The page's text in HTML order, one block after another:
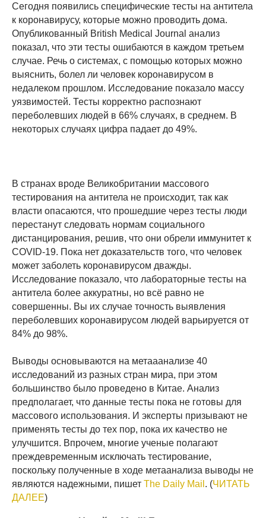
Сегодня появились специфические тесты на антитела
к коронавирусу, которые можно проводить дома.
Опубликованный British Medical Journal анализ
показал, что эти тесты ошибаются в каждом третьем
случае. Речь о системах, с помощью которых можно
выяснить, болел ли человек коронавирусом в
недалеком прошлом. Исследование показало массу
уязвимостей. Тесты корректно распознают
переболевших людей в 66% случаях, в среднем. В
некоторых случаях цифра падает до 49%.
В странах вроде Великобритании массового
тестирования на антитела не происходит, так как
власти опасаются, что прошедшие через тесты люди
перестанут следовать нормам социального
дистанцирования, решив, что они обрели иммунитет к
COVID-19. Пока нет доказательств того, что человек
может заболеть коронавирусом дважды.
Исследование показало, что лабораторные тесты на
антитела более аккуратны, но всё равно не
совершенны. Вы их случае точность выявления
переболевших коронавирусом людей варьируется от
84% до 98%.
Выводы основываются на метааанализе 40
исследований из разных стран мира, при этом
большинство было проведено в Китае. Анализ
предполагает, что данные тесты пока не готовы для
массового использования. И эксперты призывают не
применять тесты до тех пор, пока их качество не
улучшится. Впрочем, многие ученые полагают
преждевременным исключать тестирование,
поскольку полученные в ходе метаанализа выводы не
являются надежными, пишет The Daily Mail . (ЧИТАТЬ
ДАЛЕЕ)